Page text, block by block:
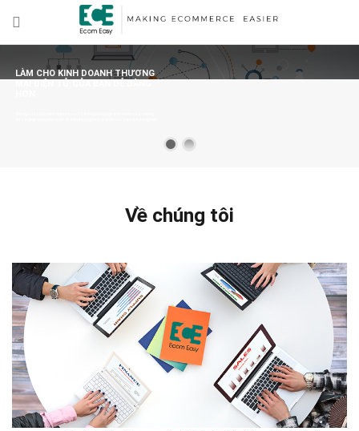
LÀM CHO KINH DOANH THƯƠNG
Về chúng tôi